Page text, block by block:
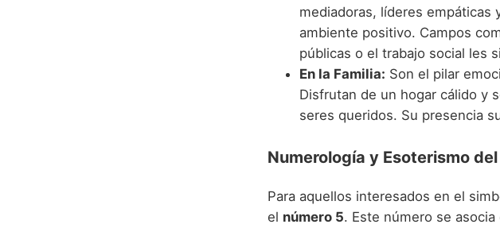
mediadoras, líderes
ambiente positivo. Campos
públicas o el trabajo social les
En la Familia: Son el pilar
Disfrutan de un hogar cálido y
seres queridos. Su presencia
Numerología y Esoterismo
Para aquellos interesados en el
el número 5. Este número se